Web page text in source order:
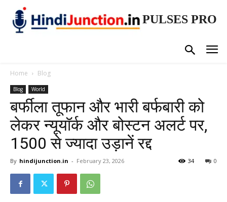
PULSES PRO
Home Blog
Blog World
बर्फीला तूफान और भारी बर्फबारी को
लेकर न्यूयॉर्क और बोस्टन अलर्ट पर,
1500 से ज्यादा उड़ानें रद्द
By hindijunction.in - February 23, 2026 0
34